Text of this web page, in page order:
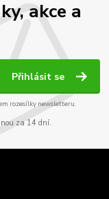
akce a
Přihlásit se
rozesílky newsletteru.
za 14 dní.